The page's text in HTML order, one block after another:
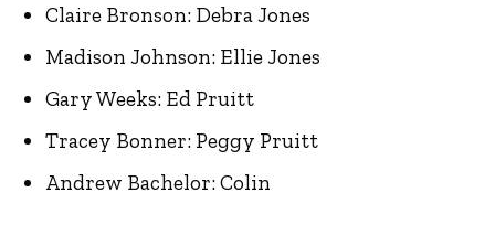
Claire Bronson: Debra Jones
Madison Johnson: Ellie Jones
Gary Weeks: Ed Pruitt
Tracey Bonner: Peggy Pruitt
Andrew Bachelor: Colin